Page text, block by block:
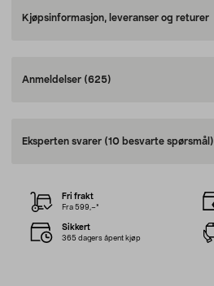
Kjøpsinformasjon, leveranser og returer
Anmeldelser (625)
Eksperten svarer (10 besvarte spørsmål)
Fri frakt
Fra 599,–*
Sikkert
365 dagers åpent kjøp